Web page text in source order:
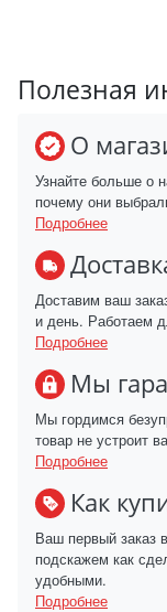
Полезная
О
Узнайте больше о
почему они
Подробнее
Доставим ваш
и день. Работаем
Подробнее
Мы
Мы гордимся
товар не устроит
Подробнее
Как
Ваш первый заказ
подскажем как
удобными.
Подробнее